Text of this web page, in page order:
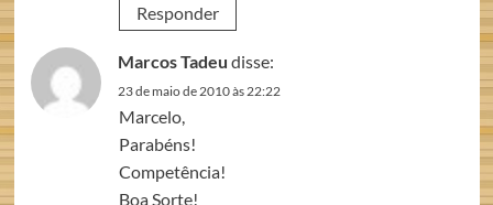
Responder
Marcos Tadeu disse:
23 de maio de 2010 às 22:22
Marcelo,
Parabéns!
Competência!
Boa Sorte!